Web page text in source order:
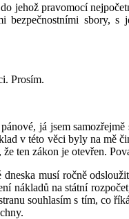
jehož pravomocí
sbory,
Prosím.
já jsem
v této věci byly na mě
ten zákon je otevřen.
musí ročně
nákladů na státní
souhlasím s tím, co